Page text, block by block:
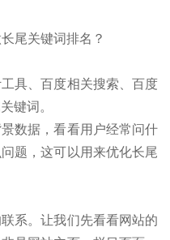
具、百度相关搜索、百度
键词。
数据，看看用户经常问什
题，这可以用来优化长尾
。让我们先看看网站的